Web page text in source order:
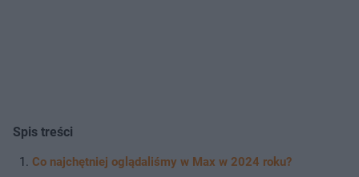
Spis treści
Co najchętniej oglądaliśmy w Max w 2024 roku?